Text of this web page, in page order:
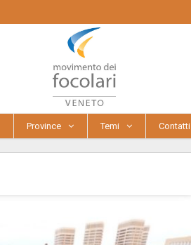
Province Temi Contatti